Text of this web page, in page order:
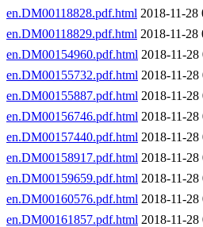
en.DM00118828.pdf.html 2018-11-28
en.DM00118829.pdf.html 2018-11-28
en.DM00154960.pdf.html 2018-11-
en.DM00155732.pdf.html 2018-11-
en.DM00155887.pdf.html 2018-11-
en.DM00156746.pdf.html 2018-11-
en.DM00157440.pdf.html 2018-11-
en.DM00158917.pdf.html 2018-11-
en.DM00159659.pdf.html 2018-11-
en.DM00160576.pdf.html 2018-11-
en.DM00161857.pdf.html 2018-11-